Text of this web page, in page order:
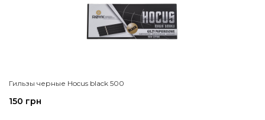
Гильзы черные Hocus black 500
150 грн